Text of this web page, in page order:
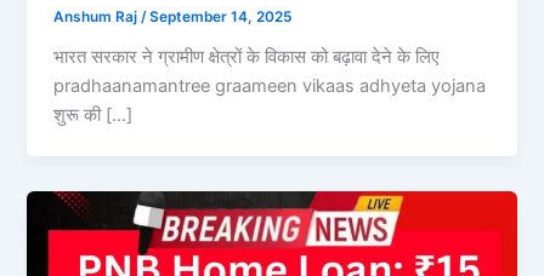
Anshum Raj/September 14, 2025
भारत सरकार ने ग्रामीण क्षेत्रों के विकास को बढ़ावा देने के लिए
pradhaanamantree graameen vikaas adhyeta yojana
शुरू की […]